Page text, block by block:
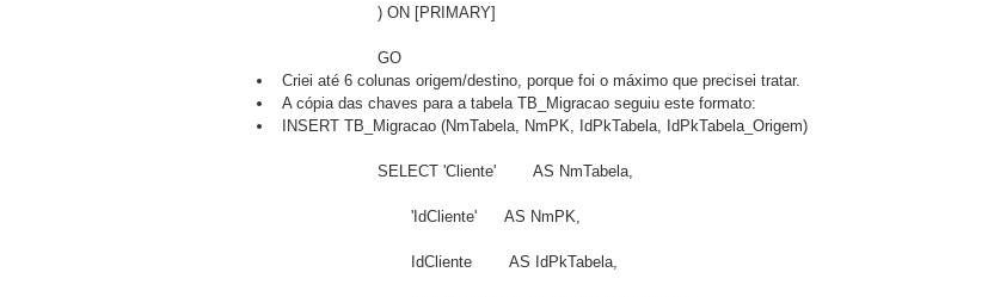
		) ON [PRIMARY]
		GO
Criei até 6 colunas origem/destino, porque foi o máximo que precisei tratar.
A cópia das chaves para a tabela TB_Migracao seguiu este formato:
INSERT TB_Migracao (NmTabela, NmPK, IdPkTabela, IdPkTabela_Origem)
		SELECT 'Cliente'        AS NmTabela,
		       'IdCliente'      AS NmPK,
		       IdCliente        AS IdPkTabela,